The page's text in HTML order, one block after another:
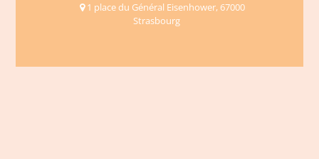
1 place du Général Eisenhower, 67000
Strasbourg